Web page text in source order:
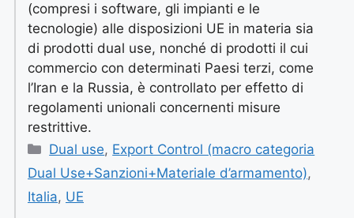
(compresi i software, gli impianti e le
tecnologie) alle disposizioni UE in materia sia
di prodotti dual use, nonché di prodotti il cui
commercio con determinati Paesi terzi, come
l’Iran e la Russia, è controllato per effetto di
regolamenti unionali concernenti misure
restrittive.
Dual use, Export Control (macro categoria
Dual Use+Sanzioni+Materiale d’armamento),
Italia, UE